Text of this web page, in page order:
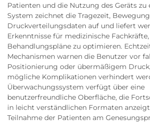
Patienten und die Nutzung des Geräts zu
System zeichnet die Tragezeit,
Druckverteilungsdaten auf und liefert
Erkenntnisse für medizinische
Behandlungspläne zu optimieren.
Mechanismen warnen die Benutzer vor
Positionierung oder übermäßigem
mögliche Komplikationen verhindert
Überwachungssystem verfügt über eine
benutzerfreundliche Oberfläche, die
in leicht verständlichen Formaten
Teilnahme der Patienten am